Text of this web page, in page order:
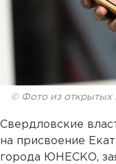
© Фото из открытых
Свердловские
на присвоение
города ЮНЕСКО,